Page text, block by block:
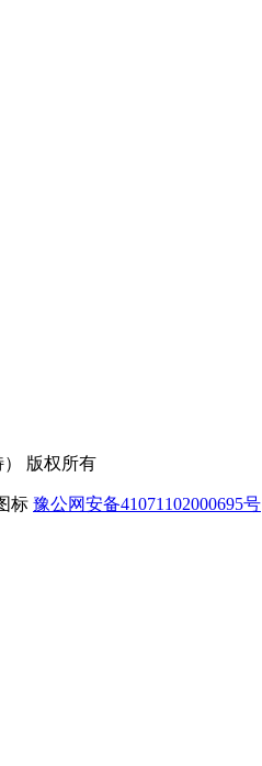
） 版权所有
豫公网安备41071102000695号